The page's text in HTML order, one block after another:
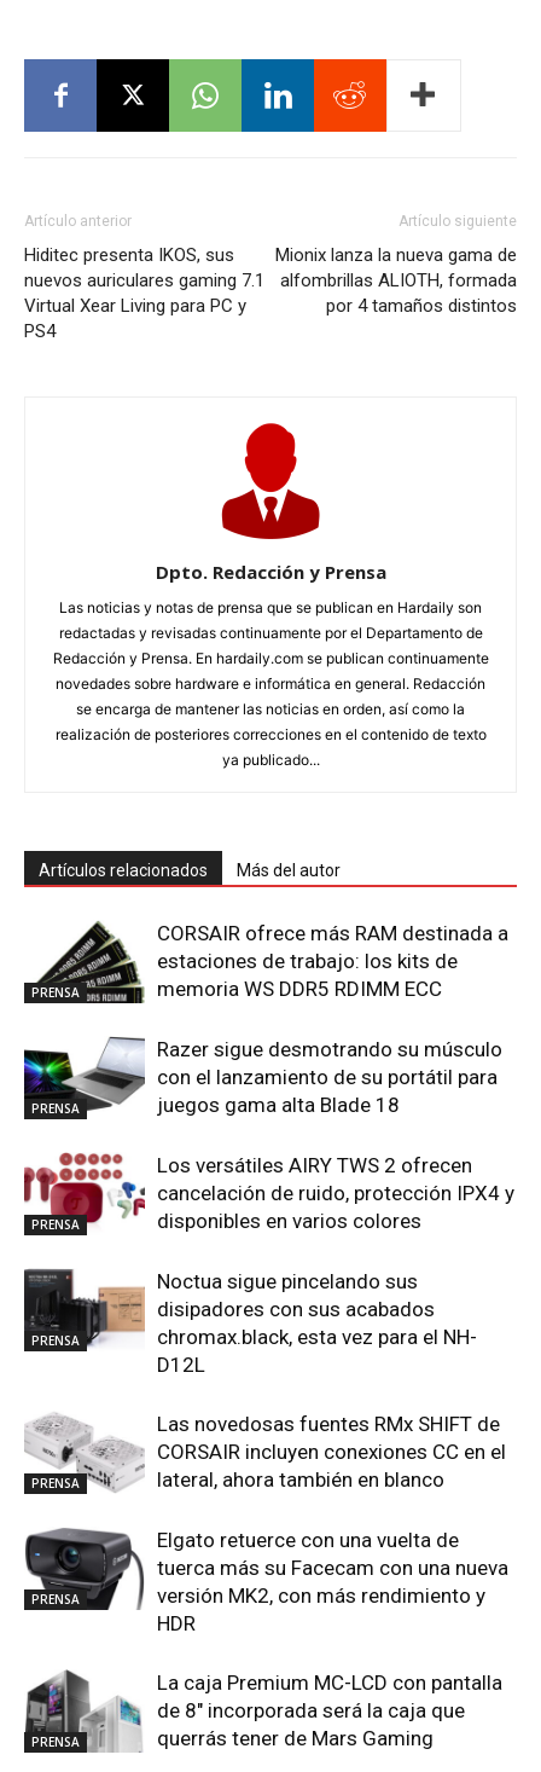
Artículo anterior
Hiditec presenta IKOS, sus
nuevos auriculares gaming 7.1
Virtual Xear Living para PC y
PS4
Artículo siguiente
Mionix lanza la nueva gama de
alfombrillas ALIOTH, formada
por 4 tamaños distintos
Dpto. Redacción y Prensa
Las noticias y notas de prensa que se publican en Hardaily son
redactadas y revisadas continuamente por el Departamento de
Redacción y Prensa. En hardaily.com se publican continuamente
novedades sobre hardware e informática en general. Redacción
se encarga de mantener las noticias en orden, así como la
realización de posteriores correcciones en el contenido de texto
ya publicado...
Artículos relacionados Más del autor
PRENSA
CORSAIR ofrece más RAM destinada a
estaciones de trabajo: los kits de
memoria WS DDR5 RDIMM ECC
PRENSA
Razer sigue desmotrando su músculo
con el lanzamiento de su portátil para
juegos gama alta Blade 18
PRENSA
Los versátiles AIRY TWS 2 ofrecen
cancelación de ruido, protección IPX4 y
disponibles en varios colores
PRENSA
Noctua sigue pincelando sus
disipadores con sus acabados
chromax.black, esta vez para el NH-
D12L
PRENSA
Las novedosas fuentes RMx SHIFT de
CORSAIR incluyen conexiones CC en el
lateral, ahora también en blanco
PRENSA
Elgato retuerce con una vuelta de
tuerca más su Facecam con una nueva
versión MK2, con más rendimiento y
HDR
PRENSA
La caja Premium MC-LCD con pantalla
de 8″ incorporada será la caja que
querrás tener de Mars Gaming